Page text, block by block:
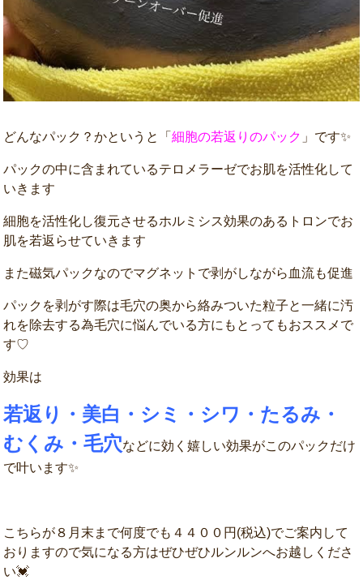
どんなパック？かというと「細胞の若返りのパック 」です✨
パックの中に含まれているテロメラーゼでお肌を活性化して
いきます
細胞を活性化し復元させるホルミシス効果のあるトロンでお
肌を若返らせていきます
また磁気パックなのでマグネットで剥がしながら血流も促進
パックを剥がす際は毛穴の奥から絡みついた粒子と一緒に汚
れを除去する為毛穴に悩んでいる方にもとってもおススメで
す♡
効果は
若返り・美白・シミ・シワ・たるみ・
むくみ・毛穴などに効く嬉しい効果がこのパックだけ
で叶います✨
こちらが８月末まで何度でも４４００円(税込)でご案内して
おりますので気になる方はぜひぜひルンルンへお越しくださ
い💓